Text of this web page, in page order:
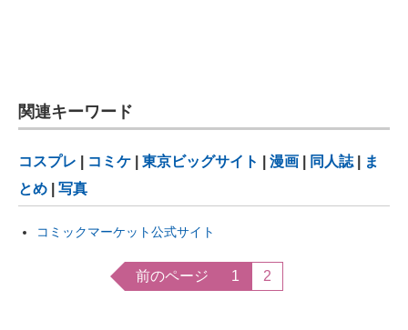
関連キーワード
コスプレ コミケ 東京ビッグサイト 漫画 同人誌
ま
とめ
写真
コミックマーケット公式サイト
前のページ 1 2